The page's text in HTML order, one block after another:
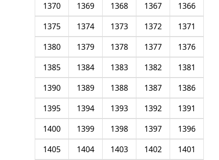
1366
1367
1368
1369
1370
1371
1372
1373
1374
1375
1376
1377
1378
1379
1380
1381
1382
1383
1384
1385
1386
1387
1388
1389
1390
1391
1392
1393
1394
1395
1396
1397
1398
1399
1400
1401
1402
1403
1404
1405